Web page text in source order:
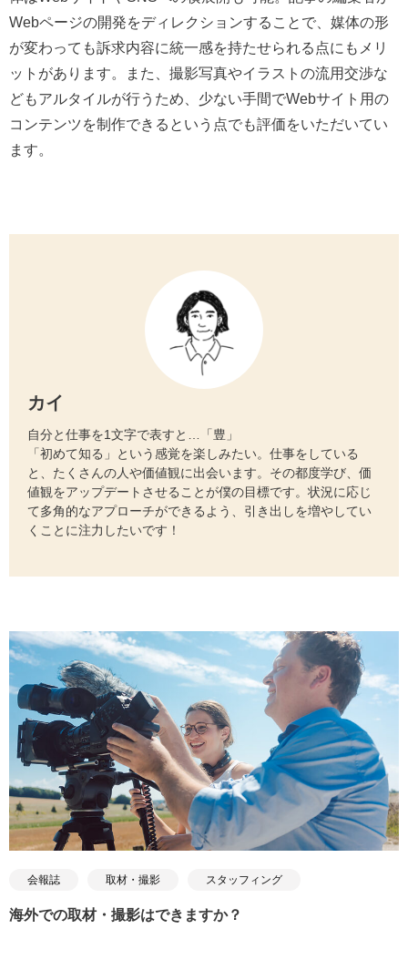
Webページの開発をディレクションすることで、媒体の形
が変わっても訴求内容に統一感を持たせられる点にもメリ
ットがあります。また、撮影写真やイラストの流用交渉な
どもアルタイルが行うため、少ない手間でWebサイト用の
コンテンツを制作できるという点でも評価をいただいてい
ます。
カイ
自分と仕事を1文字で表すと…「豊」
「初めて知る」という感覚を楽しみたい。仕事をしている
と、たくさんの人や価値観に出会います。その都度学び、価
値観をアップデートさせることが僕の目標です。状況に応じ
て多角的なアプローチができるよう、引き出しを増やしてい
くことに注力したいです！
会報誌 取材・撮影 スタッフィング
海外での取材・撮影はできますか？